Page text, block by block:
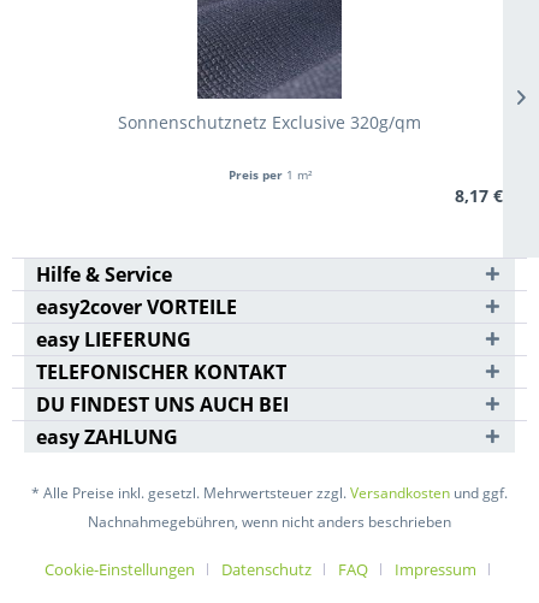
Sonnenschutznetz Exclusive 320g/qm
Preis per 1 m²
8,17 €
Hilfe & Service
easy2cover VORTEILE
easy LIEFERUNG
TELEFONISCHER KONTAKT
DU FINDEST UNS AUCH BEI
easy ZAHLUNG
* Alle Preise inkl. gesetzl. Mehrwertsteuer zzgl.Versandkosten und ggf.
Nachnahmegebühren, wenn nicht anders beschrieben
Cookie-Einstellungen Datenschutz FAQ
Impressum